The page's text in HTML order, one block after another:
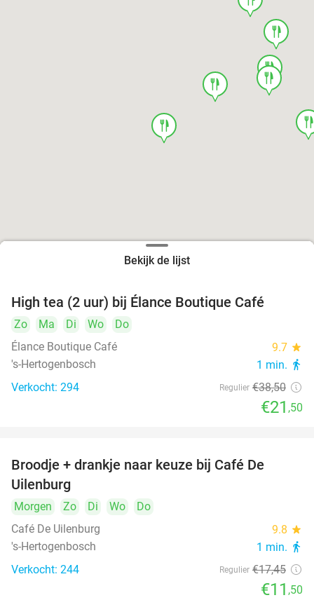
food
food
food
food
food
Bekijk de lijst
High tea (2 uur) bij Élance Boutique Café
Zo Ma Di Wo
Do
Élance Boutique Café
9.7 star
's-Hertogenbosch 1 min. directions_walk
Verkocht: 294 Regulier €38,50
€21 ,50
Broodje + drankje naar keuze bij Café De
Uilenburg
Morgen Zo Di Wo
Do
Café De Uilenburg
9.8 star
's-Hertogenbosch 1 min. directions_walk
Verkocht: 244 Regulier €17,45
€11 ,50